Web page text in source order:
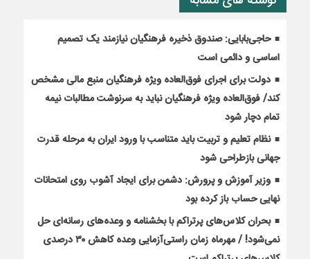
حاجی‌بابایی: صندوق ذخیره فرهنگیان نیازمند یک تصمیم
اساسی و دائمی است
دولت برای اجرای فوق‌العاده ویژه فرهنگیان منبع مالی مشخص
کند/ فوق‌العاده ویژه فرهنگیان نباید به سرنوشت مطالبات نیمه‌
تمام دچار شود
نظام تعلیم و تربیت باید متناسب با ورود ایران به مرحله قدرت
جهانی بازطراحی شود
وزیر آموزش و پرورش: دشمن برای ایجاد آشوب روی امتحانات
نهایی حساب باز کرده بود
بحران کلاس‌های پرتراکم با بخشنامه و وعده‌های رسانه‌ای حل
نمی‌شود! / مهرماه زمان راستی‌آزمایی وعده کاهش ۳۰ درصدی